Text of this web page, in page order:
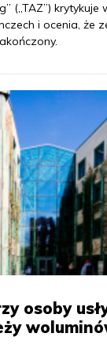
(„TAZ”) krytykuje
i ocenia, że
osoby